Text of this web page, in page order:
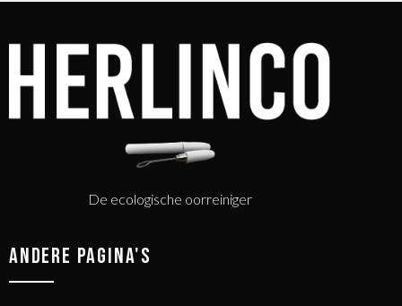
De ecologische oorreiniger
ANDERE PAGINA'S